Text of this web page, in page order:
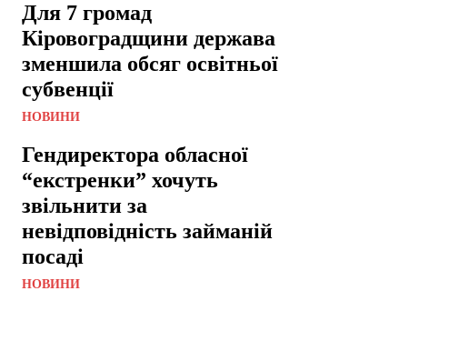
Для 7 громад
Кіровоградщини держава
зменшила обсяг освітньої
субвенції
НОВИНИ
Гендиректора обласної
“екстренки” хочуть
звільнити за
невідповідність займаній
посаді
НОВИНИ